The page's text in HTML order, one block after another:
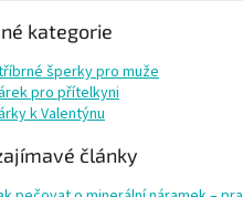
kategorie
šperky pro muže
pro přítelkyni
k Valentýnu
články